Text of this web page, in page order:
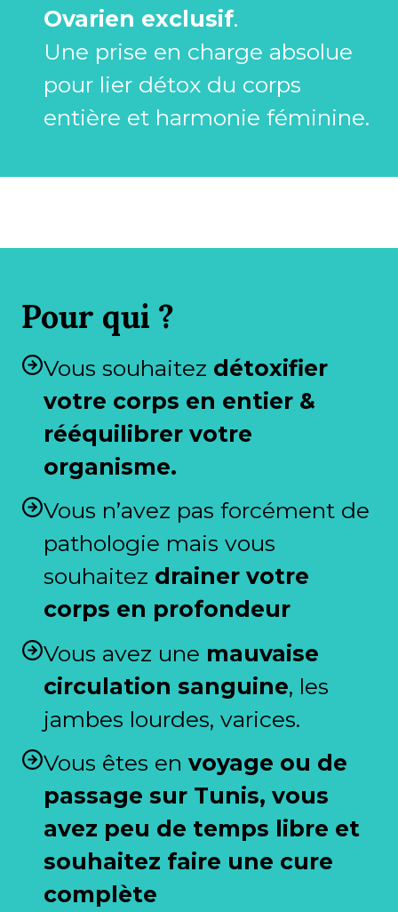
Ovarien exclusif.
Une prise en charge absolue
pour lier détox du corps
entière et harmonie féminine.
Pour qui ?
Vous souhaitez détoxifier
votre corps en entier &
rééquilibrer votre
organisme.
Vous n’avez pas forcément de
pathologie mais vous
souhaitez drainer votre
corps en profondeur
Vous avez une mauvaise
circulation sanguine, les
jambes lourdes, varices.
Vous êtes en voyage ou de
passage sur Tunis, vous
avez peu de temps libre et
souhaitez faire une cure
complète